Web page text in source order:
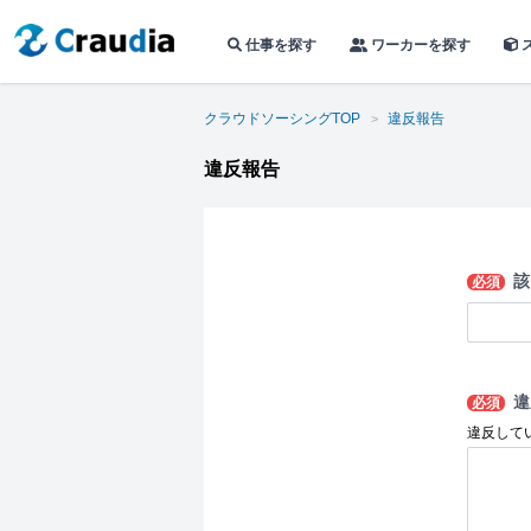
仕事を探す ワーカーを探す
クラウドソーシングTOP 違反報告
違反報告
必須
必須
違反して